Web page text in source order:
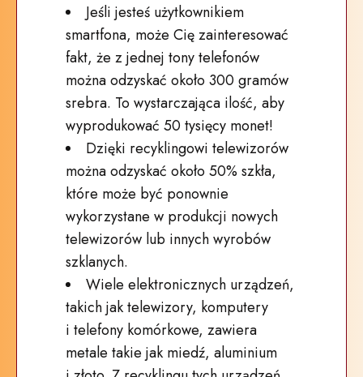
Jeśli jesteś użytkownikiem
smartfona, może Cię zainteresować
fakt, że z jednej tony telefonów
można odzyskać około 300 gramów
srebra. To wystarczająca ilość, aby
wyprodukować 50 tysięcy monet!
Dzięki recyklingowi telewizorów
można odzyskać około 50% szkła,
które może być ponownie
wykorzystane w produkcji nowych
telewizorów lub innych wyrobów
szklanych.
Wiele elektronicznych urządzeń,
takich jak telewizory, komputery
i telefony komórkowe, zawiera
metale takie jak miedź, aluminium